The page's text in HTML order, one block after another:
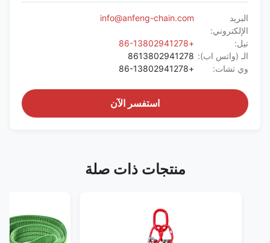
الإلكتروني:
info@anfeng-chain.com
الـ (واتس اب): 8613802941278
وي تشات:
استفسر الآن
منتجات ذات صلة